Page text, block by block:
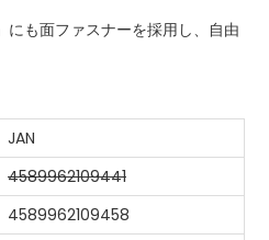
も面ファスナーを採用し、自由
JAN
4589962109441
4589962109458